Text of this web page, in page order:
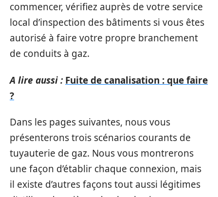
commencer, vérifiez auprès de votre service
local d’inspection des bâtiments si vous êtes
autorisé à faire votre propre branchement
de conduits à gaz.
A lire aussi : Fuite de canalisation : que faire
?
Dans les pages suivantes, nous vous
présenterons trois scénarios courants de
tuyauterie de gaz. Nous vous montrerons
une façon d’établir chaque connexion, mais
il existe d’autres façons tout aussi légitimes